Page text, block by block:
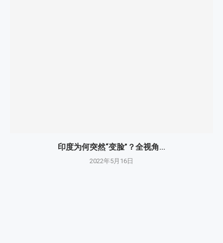
印度为何突然“变脸”？全视角...
2022年5月16日